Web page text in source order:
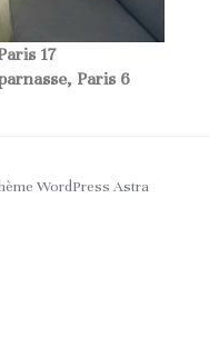
17
Paris 6
WordPress Astra